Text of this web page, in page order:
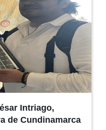
Intriago,
de Cundinamarca